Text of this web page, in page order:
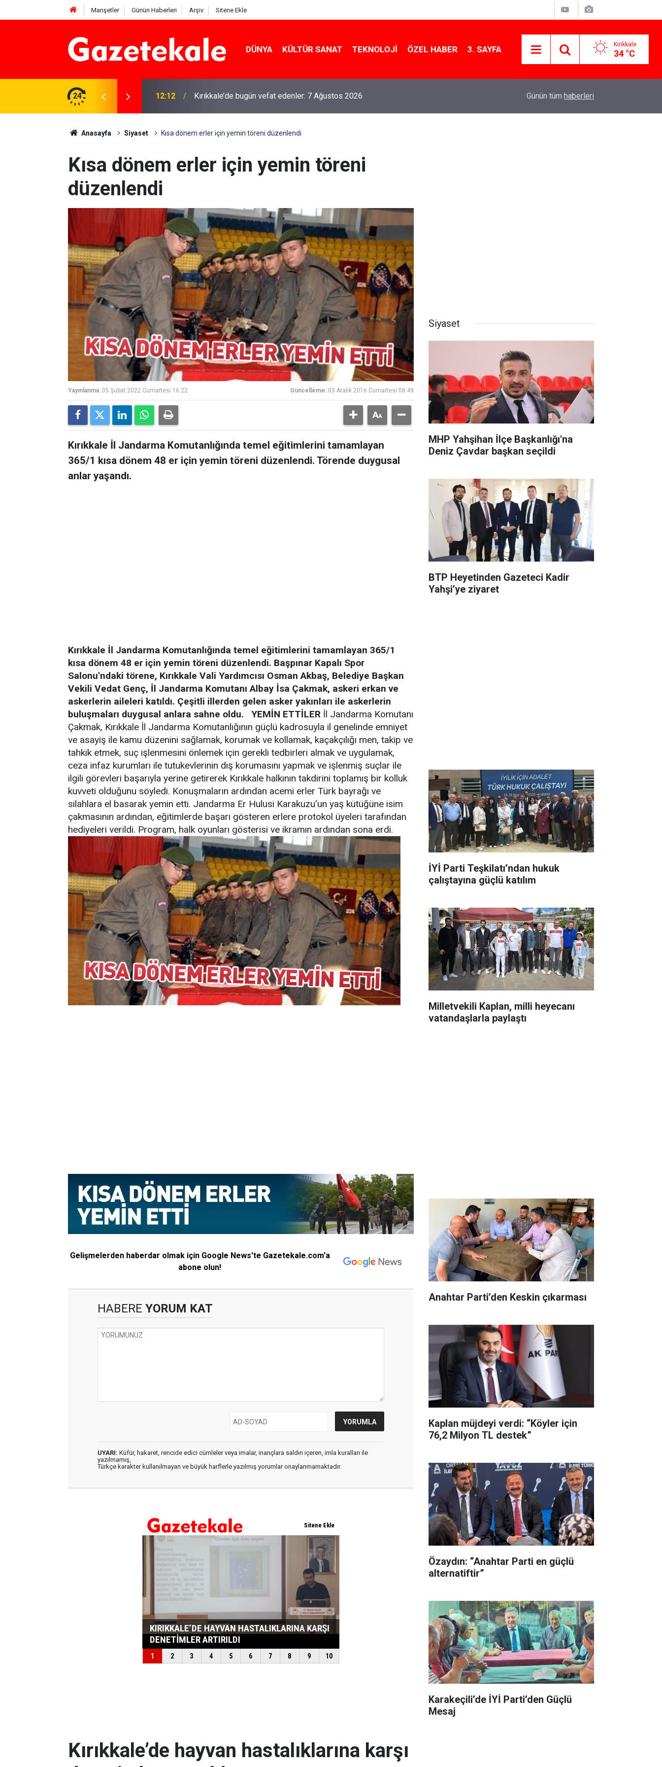
Manşetler Günün Haberleri Arşiv Sitene Ekle
DÜNYA KÜLTÜR SANAT TEKNOLOJI ÖZEL HABER 3. SAYFA Kırıkkale
34 °C
24
karşı denetimler artırıldı 12:12 Kırıkkale’de bugün vefat edenler: 7 Ağustos 2026 MKE’nin Yerli Savunma Teknolojileri Dünya
Günün tüm haberleri
Anasayfa Siyaset Kısa dönem erler için yemin töreni düzenlendi
Kısa dönem erler için yemin töreni
düzenlendi
Yayınlanma: 05 Şubat 2022 Cumartesi 16:22 Güncelleme: 03 Aralık 2016 Cumartesi 08:49
Kırıkkale İl Jandarma Komutanlığında temel eğitimlerini tamamlayan
365/1 kısa dönem 48 er için yemin töreni düzenlendi. Törende duygusal
anlar yaşandı.
Kırıkkale İl Jandarma Komutanlığında temel eğitimlerini tamamlayan 365/1
kısa dönem 48 er için yemin töreni düzenlendi. Başpınar Kapalı Spor
Salonu'ndaki törene, Kırıkkale Vali Yardımcısı Osman Akbaş, Belediye Başkan
Vekili Vedat Genç, İl Jandarma Komutanı Albay İsa Çakmak, askeri erkan ve
askerlerin aileleri katıldı. Çeşitli illerden gelen asker yakınları ile askerlerin
buluşmaları duygusal anlara sahne oldu.
YEMİN ETTİLER İl Jandarma Komutanı
Çakmak, Kırıkkale İl Jandarma Komutanlığının güçlü kadrosuyla il genelinde emniyet
ve asayiş ile kamu düzenini sağlamak, korumak ve kollamak, kaçakçılığı men, takip ve
tahkik etmek, suç işlenmesini önlemek için gerekli tedbirleri almak ve uygulamak,
ceza infaz kurumları ile tutukevlerinin dış korumasını yapmak ve işlenmiş suçlar ile
ilgili görevleri başarıyla yerine getirerek Kırıkkale halkının takdirini toplamış bir kolluk
kuvveti olduğunu söyledi. Konuşmaların ardından acemi erler Türk bayrağı ve
silahlara el basarak yemin etti. Jandarma Er Hulusi Karakuzu'un yaş kütüğüne isim
çakmasının ardından, eğitimlerde başarı gösteren erlere protokol üyeleri tarafından
hediyeleri verildi. Program, halk oyunları gösterisi ve ikramın ardından sona erdi.
Gelişmelerden haberdar olmak için Google News'te Gazetekale.com'a
abone olun!
HABERE YORUM KAT
UYARI: Küfür, hakaret, rencide edici cümleler veya imalar, inançlara saldırı içeren, imla kuralları ile
yazılmamış,
Türkçe karakter kullanılmayan ve büyük harflerle yazılmış yorumlar onaylanmamaktadır.
Siyaset
MHP Yahşihan İlçe Başkanlığı'na
Deniz Çavdar başkan seçildi
BTP Heyetinden Gazeteci Kadir
Yahşi’ye ziyaret
İYİ Parti Teşkilatı’ndan hukuk
çalıştayına güçlü katılım
Milletvekili Kaplan, milli heyecanı
vatandaşlarla paylaştı
Anahtar Parti’den Keskin çıkarması
Kaplan müjdeyi verdi: “Köyler için
76,2 Milyon TL destek”
Özaydın: “Anahtar Parti en güçlü
alternatiftir”
Karakeçili’de İYİ Parti’den Güçlü
Mesaj
Kırıkkale’de hayvan hastalıklarına karşı